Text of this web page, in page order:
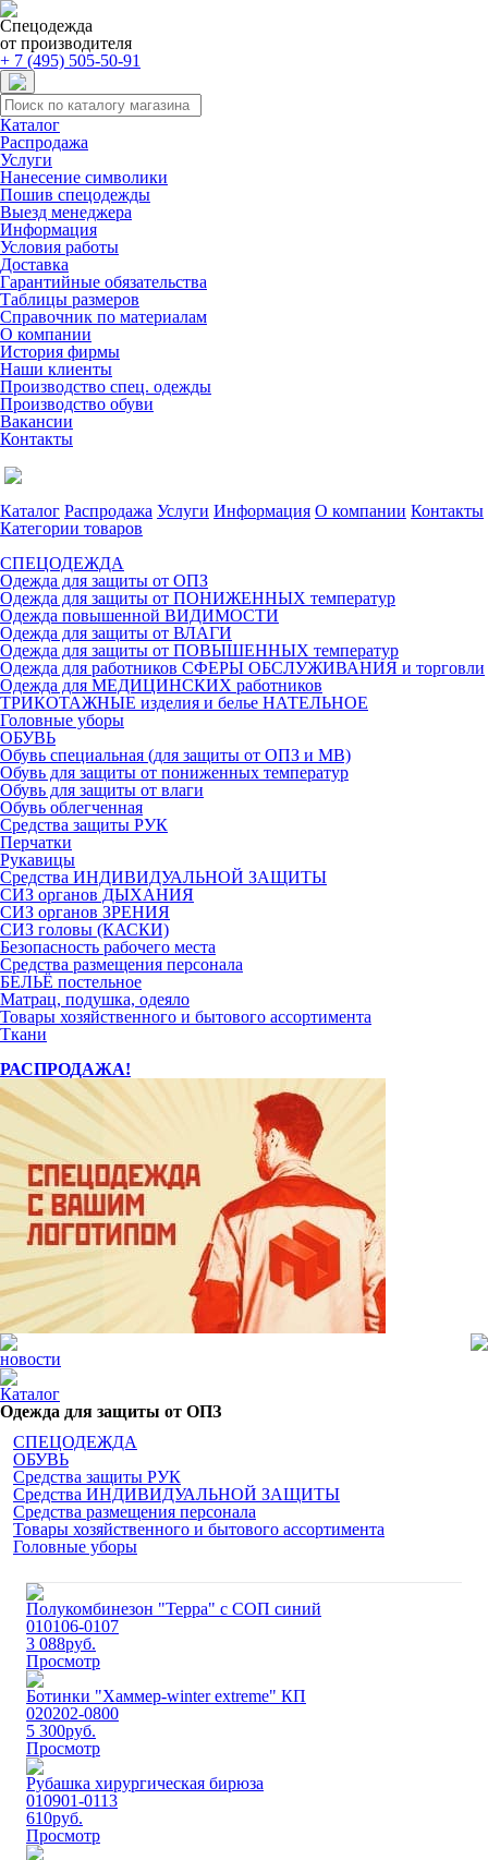
Спецодежда
от производителя
+ 7 (495) 505-50-91
Каталог
Распродажа
Услуги
Нанесение символики
Пошив спецодежды
Выезд менеджера
Информация
Условия работы
Доставка
Гарантийные обязательства
Таблицы размеров
Справочник по материалам
О компании
История фирмы
Наши клиенты
Производство спец. одежды
Производство обуви
Вакансии
Контакты
Каталог Распродажа Услуги Информация О компании Контакты
Категории товаров
СПЕЦОДЕЖДА
Одежда для защиты от ОПЗ
Одежда для защиты от ПОНИЖЕННЫХ температур
Одежда повышенной ВИДИМОСТИ
Одежда для защиты от ВЛАГИ
Одежда для защиты от ПОВЫШЕННЫХ температур
Одежда для работников СФЕРЫ ОБСЛУЖИВАНИЯ и торговли
Одежда для МЕДИЦИНСКИХ работников
ТРИКОТАЖНЫЕ изделия и белье НАТЕЛЬНОЕ
Головные уборы
ОБУВЬ
Обувь специальная (для защиты от ОПЗ и МВ)
Обувь для защиты от пониженных температур
Обувь для защиты от влаги
Обувь облегченная
Средства защиты РУК
Перчатки
Рукавицы
Средства ИНДИВИДУАЛЬНОЙ ЗАЩИТЫ
СИЗ органов ДЫХАНИЯ
СИЗ органов ЗРЕНИЯ
СИЗ головы (КАСКИ)
Безопасность рабочего места
Средства размещения персонала
БЕЛЬЁ постельное
Матрац, подушка, одеяло
Товары хозяйственного и бытового ассортимента
Ткани
РАСПРОДАЖА!
новости
Каталог
Одежда для защиты от ОПЗ
СПЕЦОДЕЖДА
ОБУВЬ
Средства защиты РУК
Средства ИНДИВИДУАЛЬНОЙ ЗАЩИТЫ
Средства размещения персонала
Товары хозяйственного и бытового ассортимента
Головные уборы
Полукомбинезон "Терра" с СОП синий
010106-0107
3 088руб.
Просмотр
Ботинки "Хаммер-winter extreme" КП
020202-0800
5 300руб.
Просмотр
Рубашка хирургическая бирюза
010901-0113
610руб.
Просмотр